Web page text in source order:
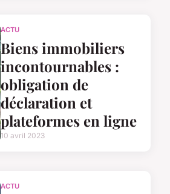
ACTU
Biens immobiliers
incontournables :
obligation de
déclaration et
plateformes en ligne
10 avril 2023
ACTU